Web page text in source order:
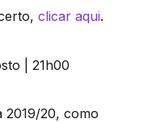
clicar aqui.
2019/20, como